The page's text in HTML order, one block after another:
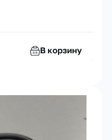
В корзину